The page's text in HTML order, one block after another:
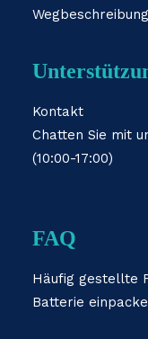
Wegbeschreibung
Kontakt
Chatten Sie mit
(10:00-17:00)
FAQ
Häufig gestellte
Batterie